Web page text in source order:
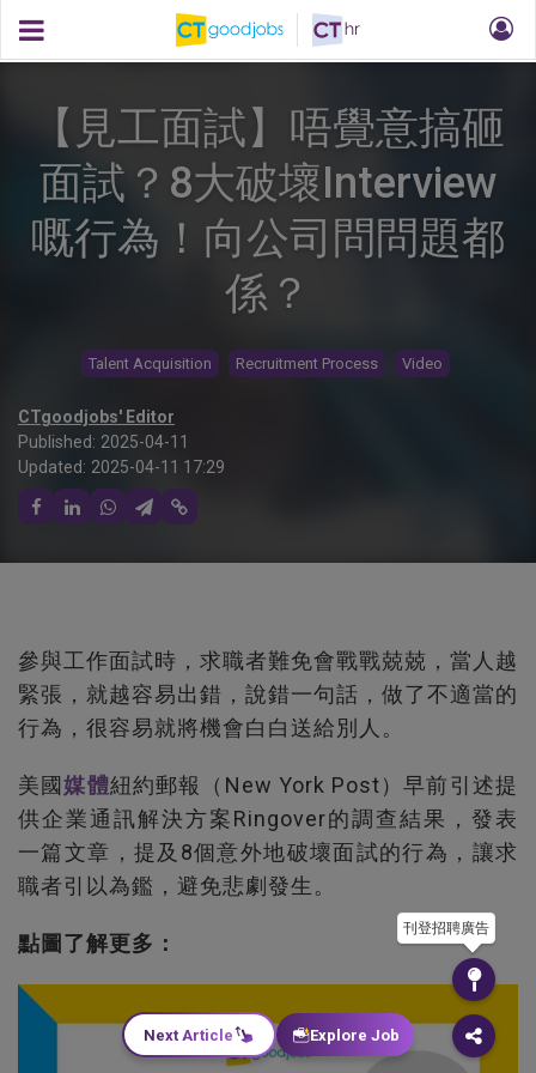
【見工面試】唔覺意搞砸
面試？8大破壞Interview
嘅行為！向公司問問題都
係？
Talent Acquisition Recruitment Process Video
CTgoodjobs' Editor
Published: 2025-04-11
Updated: 2025-04-11 17:29
參與工作面試時，求職者難免會戰戰兢兢，當人越
緊張，就越容易出錯，說錯一句話，做了不適當的
行為，很容易就將機會白白送給別人。
美國媒體紐約郵報（New York Post）早前引述提
供企業通訊解決方案Ringover的調查結果，發表
一篇文章，提及8個意外地破壞面試的行為，讓求
職者引以為鑑，避免悲劇發生。
點圖了解更多：
刊登招聘廣告
Next Article Explore Job